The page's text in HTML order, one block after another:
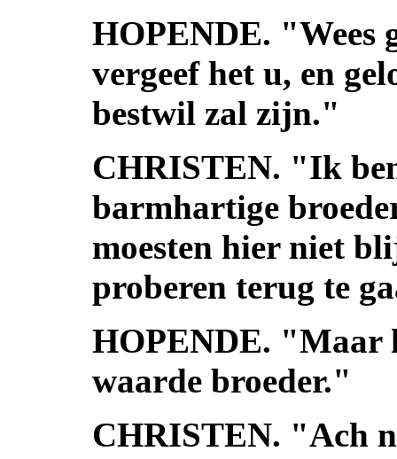
HOPENDE. "Wees
vergeef het u, en
bestwil zal zijn."
CHRISTEN. "Ik
barmhartige
moesten hier niet
proberen terug te
HOPENDE. "Maar
waarde broeder."
CHRISTEN. "Ach